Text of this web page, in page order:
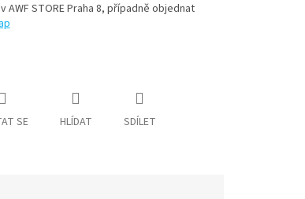
AWF STORE Praha 8, případně objednat
SE HLÍDAT SDÍLET